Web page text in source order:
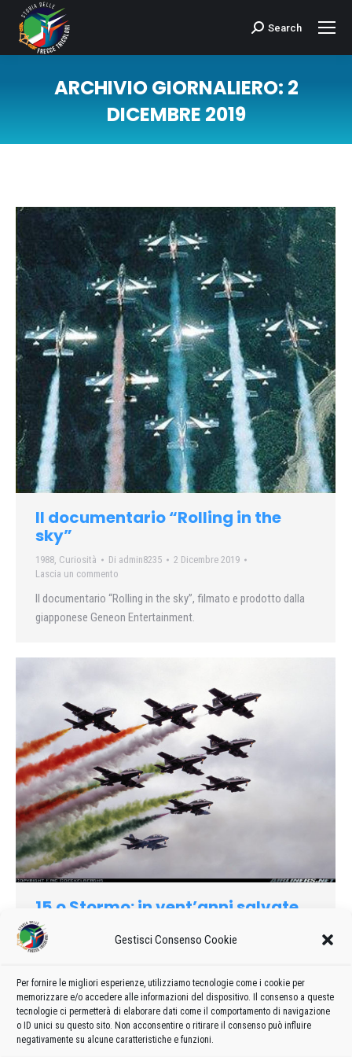
Gestisci Consenso Cookie
Per fornire le migliori esperienze, utilizziamo tecnologie come i cookie per
memorizzare e/o accedere alle informazioni del dispositivo. Il consenso a queste
tecnologie ci permetterà di elaborare dati come il comportamento di navigazione
o ID unici su questo sito. Non acconsentire o ritirare il consenso può influire
negativamente su alcune caratteristiche e funzioni.
Cerca:Search
ARCHIVIO GIORNALIERO: 2
DICEMBRE 2019
Il documentario “Rolling in the
sky”
1988 Curiosità Di admin8235
2 Dicembre 2019
Lascia un commento
Il documentario “Rolling in the sky”, filmato e prodotto dalla
giapponese Geneon Entertainment.
15.o Stormo: in vent’anni salvate
3900 persone
1985
dell’Aeronautica militare che, abbandonate le forze armate,
sono «emigrati» in compagnie aeree civili.